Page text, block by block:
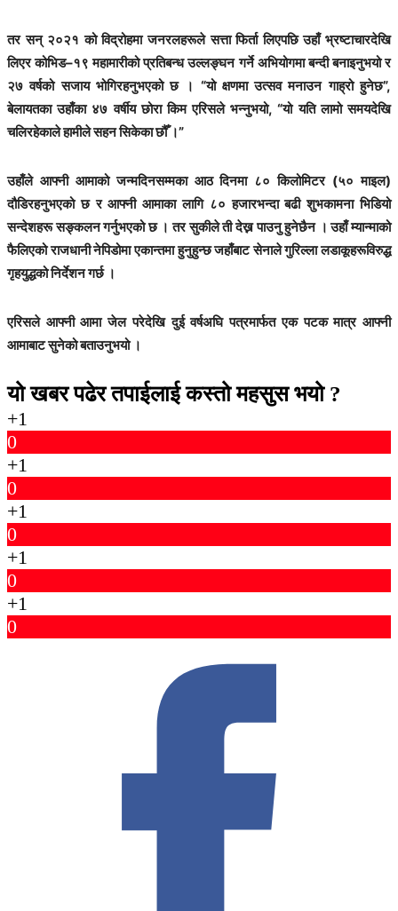
तर सन् २०२१ को विद्रोहमा जनरलहरूले सत्ता फिर्ता लिएपछि उहाँ भ्रष्टाचारदेखि
लिएर कोभिड–१९ महामारीको प्रतिबन्ध उल्लङ्घन गर्ने अभियोगमा बन्दी बनाइनुभयो र
२७ वर्षको सजाय भोगिरहनुभएको छ । “यो क्षणमा उत्सव मनाउन गाह्रो हुनेछ”,
बेलायतका उहाँका ४७ वर्षीय छोरा किम एरिसले भन्नुभयो, “यो यति लामो समयदेखि
चलिरहेकाले हामीले सहन सिकेका छौँ ।”
उहाँले आफ्नी आमाको जन्मदिनसम्मका आठ दिनमा ८० किलोमिटर (५० माइल)
दौडिरहनुभएको छ र आफ्नी आमाका लागि ८० हजारभन्दा बढी शुभकामना भिडियो
सन्देशहरू सङ्कलन गर्नुभएको छ । तर सुकीले ती देख्न पाउनु हुनेछैन । उहाँ म्यान्माको
फैलिएको राजधानी नेपिडोमा एकान्तमा हुनुहुन्छ जहाँबाट सेनाले गुरिल्ला लडाकूहरूविरुद्ध
गृहयुद्धको निर्देशन गर्छ ।
एरिसले आफ्नी आमा जेल परेदेखि दुई वर्षअघि पत्रमार्फत एक पटक मात्र आफ्नी
आमाबाट सुनेको बताउनुभयो ।
यो खबर पढेर तपाईलाई कस्तो महसुस भयो ?
+1
0
+1
0
+1
0
+1
0
+1
0